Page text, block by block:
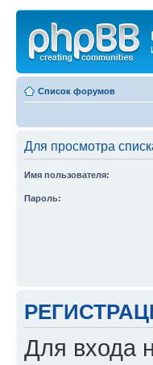
Список форумов
Для просмотра
Имя пользователя:
Пароль:
Для входа